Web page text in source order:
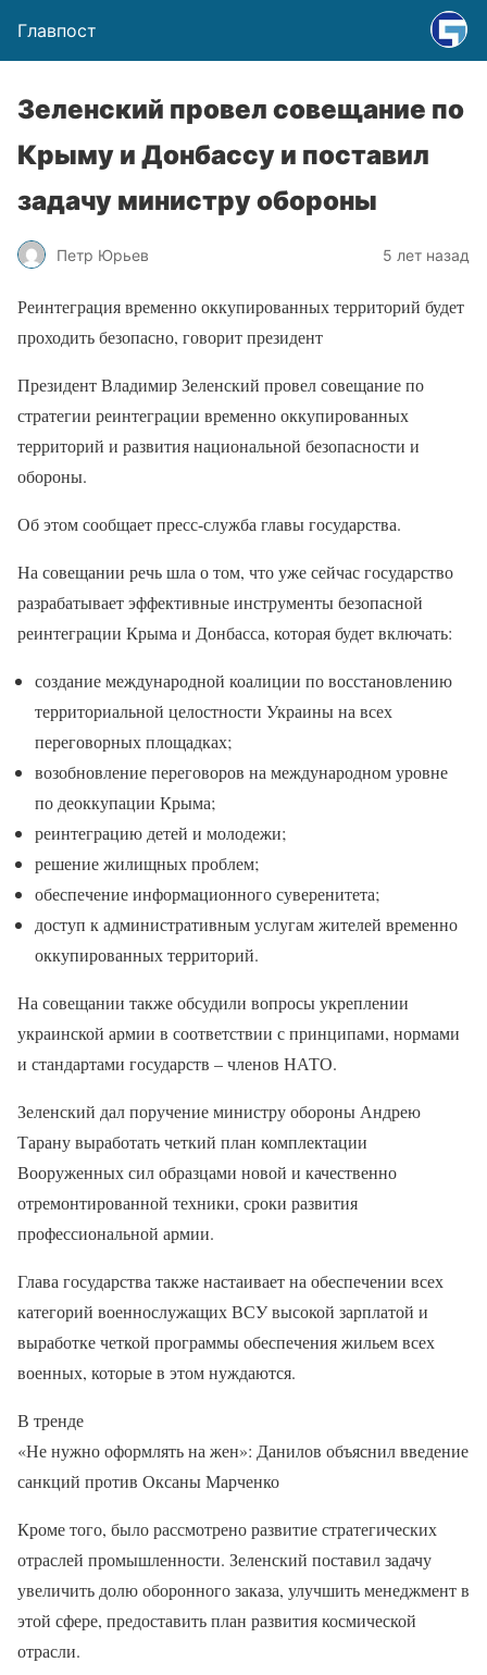
Главпост
Зеленский провел совещание по
Крыму и Донбассу и поставил
задачу министру обороны
Петр Юрьев 5 лет назад
Реинтеграция временно оккупированных территорий будет
проходить безопасно, говорит президент
Президент Владимир Зеленский провел совещание по
стратегии реинтеграции временно оккупированных
территорий и развития национальной безопасности и
обороны.
Об этом сообщает пресс-служба главы государства.
На совещании речь шла о том, что уже сейчас государство
разрабатывает эффективные инструменты безопасной
реинтеграции Крыма и Донбасса, которая будет включать:
создание международной коалиции по восстановлению
территориальной целостности Украины на всех
переговорных площадках;
возобновление переговоров на международном уровне
по деоккупации Крыма;
реинтеграцию детей и молодежи;
решение жилищных проблем;
обеспечение информационного суверенитета;
доступ к административным услугам жителей временно
оккупированных территорий.
На совещании также обсудили вопросы укреплении
украинской армии в соответствии с принципами, нормами
и стандартами государств – членов НАТО.
Зеленский дал поручение министру обороны Андрею
Тарану выработать четкий план комплектации
Вооруженных сил образцами новой и качественно
отремонтированной техники, сроки развития
профессиональной армии.
Глава государства также настаивает на обеспечении всех
категорий военнослужащих ВСУ высокой зарплатой и
выработке четкой программы обеспечения жильем всех
военных, которые в этом нуждаются.
В тренде
«Не нужно оформлять на жен»: Данилов объяснил введение
санкций против Оксаны Марченко
Кроме того, было рассмотрено развитие стратегических
отраслей промышленности. Зеленский поставил задачу
увеличить долю оборонного заказа, улучшить менеджмент в
этой сфере, предоставить план развития космической
отрасли.